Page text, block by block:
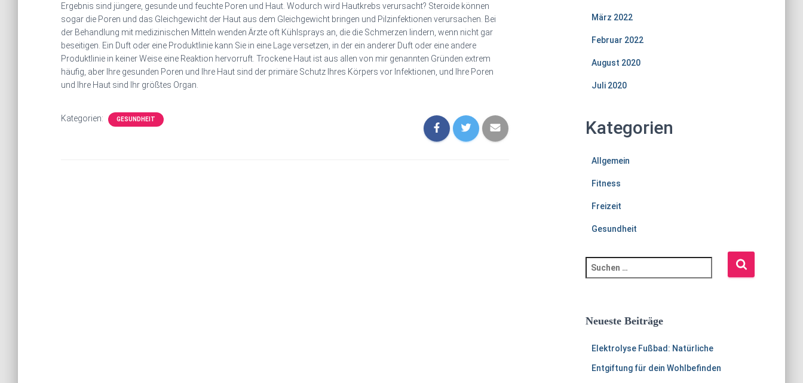
Ergebnis sind jüngere, gesunde und feuchte Poren und Haut. Wodurch wird Hautkrebs verursacht? Steroide können
sogar die Poren und das Gleichgewicht der Haut aus dem Gleichgewicht bringen und Pilzinfektionen verursachen. Bei
der Behandlung mit medizinischen Mitteln wenden Ärzte oft Kühlsprays an, die die Schmerzen lindern, wenn nicht gar
beseitigen. Ein Duft oder eine Produktlinie kann Sie in eine Lage versetzen, in der ein anderer Duft oder eine andere
Produktlinie in keiner Weise eine Reaktion hervorruft. Trockene Haut ist aus allen von mir genannten Gründen extrem
häufig, aber Ihre gesunden Poren und Ihre Haut sind der primäre Schutz Ihres Körpers vor Infektionen, und Ihre Poren
und Ihre Haut sind Ihr größtes Organ.
Kategorien: GESUNDHEIT
März 2022
Februar 2022
August 2020
Juli 2020
Kategorien
Allgemein
Fitness
Freizeit
Gesundheit
u
e
Neueste Beiträge
Elektrolyse Fußbad: Natürliche
Entgiftung für dein Wohlbefinden